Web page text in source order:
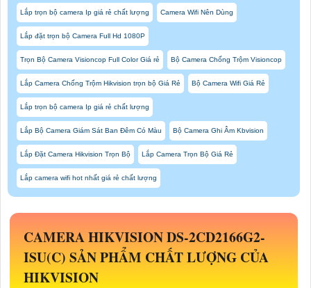
Lắp trọn bộ camera Ip giá rẻ chất lượng Camera Wifi Nên Dùng
Lắp đặt trọn bộ Camera Full Hd 1080P
Trọn Bộ Camera Visioncop Full Color Giá rẻ Bộ Camera Chống Trộm Visioncop
Lắp Camera Chống Trộm Hikvision trọn bộ Giá Rẻ Bộ Camera Wifi Giá Rẻ
Lắp trọn bộ camera Ip giá rẻ chất lượng
Lắp Bộ Camera Giám Sát Ban Đêm Có Màu Bộ Camera Ghi Âm Kbvision
Lắp Đặt Camera Hikvision Trọn Bộ Lắp Camera Trọn Bộ Giá Rẻ
Lắp camera wifi hot nhất giá rẻ chất lượng
CAMERA HIKVISIONDS-2CD2166G2-
ISU(C) SẢN PHẨM CHẤT LƯỢNG CỦA
HIKVISION